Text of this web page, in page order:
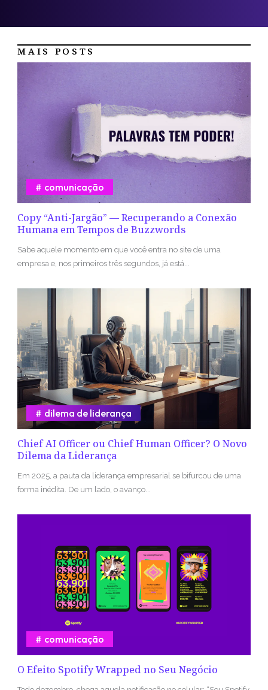
MAIS POSTS
Copy “Anti-Jargão” — Recuperando a Conexão
Humana em Tempos de Buzzwords
comunicação
Sabe aquele momento em que você entra no site de uma
empresa e, nos primeiros três segundos, já está...
Chief AI Officer ou Chief Human Officer? O Novo
Dilema da Liderança
dilema de liderança
Em 2025, a pauta da liderança empresarial se bifurcou de uma
forma inédita. De um lado, o avanço...
O Efeito Spotify Wrapped no Seu Negócio
comunicação